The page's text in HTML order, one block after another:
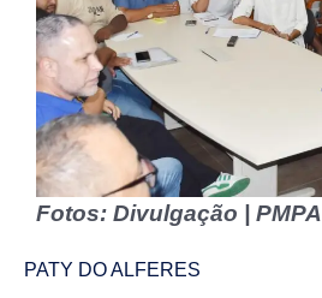
Fotos: Divulgação | PMPA
PATY DO ALFERES